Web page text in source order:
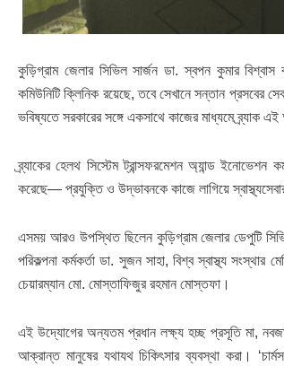
কুড়িগ্রাম জেলার সিভিল সার্জন ডা. স্বপন কুমার বিশ্বাস
কমিউনিটি ক্লিনিক রয়েছে, তবে সেখানে সন্তান প্রসবের
ভবিষ্যতে সরকারের সঙ্গে একসাথে কাজের মাধ্যমে ব্র্যাক
ব্র্যাকের হেলথ সিস্টেম ট্রান্সফরমেশন অ্যান্ড ইনোভেশন
করেছে— প্রযুক্তি ও উদ্ভাবনকে কাজে লাগিয়ে
এসময় আরও উপস্থিত ছিলেন কুড়িগ্রাম জেলার ডেপুটি
পরিকল্পনা কর্মকর্তা ডা. সুজন সাহা, বিশ্ব স্বাস্থ্য
চেয়ারম্যান মো. মোস্তাফিজুর রহমান মোস্তফা।
এই উদ্যোগের অন্যতম প্রধান লক্ষ্য হচ্ছ প্রসূতি মা,
আক্রান্ত মানুষের যথাযথ চিকিৎসার ব্যবস্থা করা।